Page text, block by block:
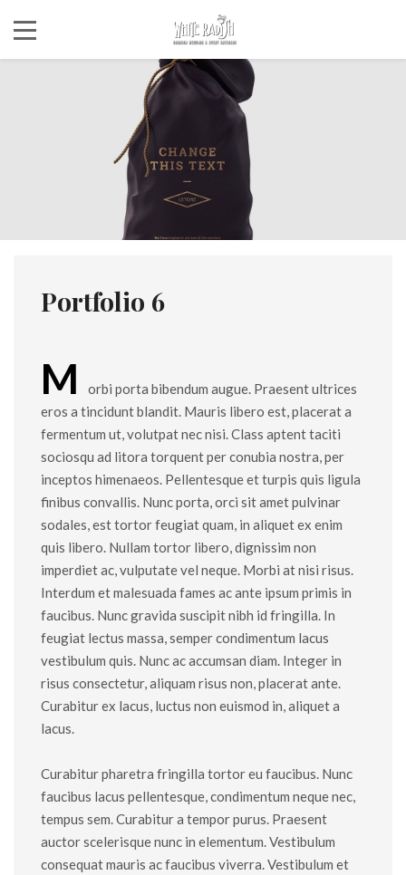
Portfolio 6
M
orbi porta bibendum augue. Praesent ultrices
eros a tincidunt blandit. Mauris libero est, placerat a
fermentum ut, volutpat nec nisi. Class aptent taciti
sociosqu ad litora torquent per conubia nostra, per
inceptos himenaeos. Pellentesque et turpis quis ligula
finibus convallis. Nunc porta, orci sit amet pulvinar
sodales, est tortor feugiat quam, in aliquet ex enim
quis libero. Nullam tortor libero, dignissim non
imperdiet ac, vulputate vel neque. Morbi at nisi risus.
Interdum et malesuada fames ac ante ipsum primis in
faucibus. Nunc gravida suscipit nibh id fringilla. In
feugiat lectus massa, semper condimentum lacus
vestibulum quis. Nunc ac accumsan diam. Integer in
risus consectetur, aliquam risus non, placerat ante.
Curabitur ex lacus, luctus non euismod in, aliquet a
lacus.
Curabitur pharetra fringilla tortor eu faucibus. Nunc
faucibus lacus pellentesque, condimentum neque nec,
tempus sem. Curabitur a tempor purus. Praesent
auctor scelerisque nunc in elementum. Vestibulum
consequat mauris ac faucibus viverra. Vestibulum et